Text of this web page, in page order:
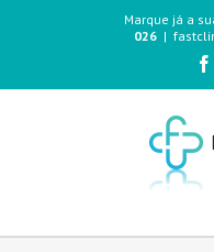
Marque já a
026 |